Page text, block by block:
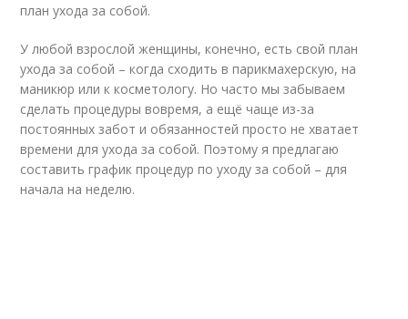
план ухода за собой.
У любой взрослой женщины, конечно, есть свой план
ухода за собой – когда сходить в парикмахерскую, на
маникюр или к косметологу. Но часто мы забываем
сделать процедуры вовремя, а ещё чаще из-за
постоянных забот и обязанностей просто не хватает
времени для ухода за собой. Поэтому я предлагаю
составить график процедур по уходу за собой – для
начала на неделю.